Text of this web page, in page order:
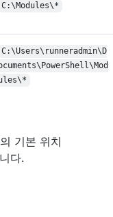
C:\Modules\*
C:\Users\runneradmin\D
기본 위치
다.